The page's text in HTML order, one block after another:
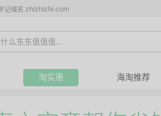
记域名 zhizhizhi.com
淘实惠 海淘推荐